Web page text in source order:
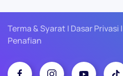
Terma & Syarat | Dasar Privasi
Penafian